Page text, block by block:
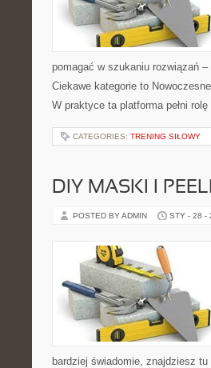
pomagać w szukaniu rozwiązań
Ciekawe kategorie to
W praktyce ta platforma pełni
CATEGORIES: TRENING SIŁOWY
DIY MASKI I
POSTED BY ADMIN STY - 28 -
bardziej świadomie, znajdziesz